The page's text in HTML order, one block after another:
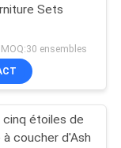
Sets
ensembles
cinq étoiles de
à coucher d'Ash